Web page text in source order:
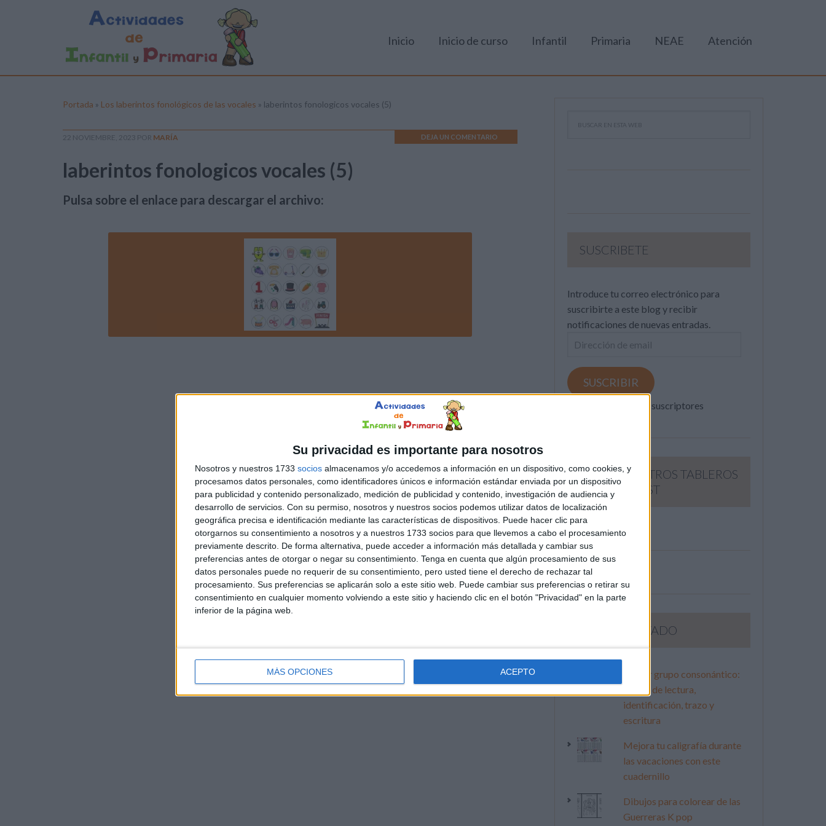
Su privacidad es importante para nosotros
Nosotros y nuestros 1733 socios almacenamos y/o accedemos a información en un dispositivo, como cookies, y
procesamos datos personales, como identificadores únicos e información estándar enviada por un dispositivo
para publicidad y contenido personalizado, medición de publicidad y contenido, investigación de audiencia y
desarrollo de servicios. Con su permiso, nosotros y nuestros socios podemos utilizar datos de localización
geográfica precisa e identificación mediante las características de dispositivos. Puede hacer clic para
otorgarnos su consentimiento a nosotros y a nuestros 1733 socios para que llevemos a cabo el procesamiento
previamente descrito. De forma alternativa, puede acceder a información más detallada y cambiar sus
preferencias antes de otorgar o negar su consentimiento. Tenga en cuenta que algún procesamiento de sus
datos personales puede no requerir de su consentimiento, pero usted tiene el derecho de rechazar tal
procesamiento. Sus preferencias se aplicarán solo a este sitio web. Puede cambiar sus preferencias o retirar su
consentimiento en cualquier momento volviendo a este sitio y haciendo clic en el botón "Privacidad" en la parte
inferior de la página web.
MÁS OPCIONES ACEPTO
Inicio Inicio de curso Infantil Primaria NEAE Atención
Portada » Los laberintos fonológicos de las vocales » laberintos fonologicos vocales (5)
22 NOVIEMBRE, 2023 POR MARÍA DEJA UN COMENTARIO
laberintos fonologicos vocales (5)
Pulsa sobre el enlace para descargar el archivo:
SUSCRIBETE
Introduce tu correo electrónico para
suscribirte a este blog y recibir
notificaciones de nuevas entradas.
Dirección
email
SUSCRIBIR
Únete a otros 371K suscriptores
SIGUE NUESTROS TABLEROS
EN PINTEREST
LO MÁS VISITADO
Primer grupo consonántico:
Fichas de lectura,
identificación, trazo y
escritura
Mejora tu caligrafía durante
las vacaciones con este
cuadernillo
Dibujos para colorear de las
Guerreras K pop